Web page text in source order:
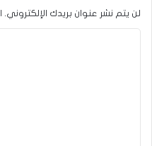
لن يتم نشر عنوان بريدك الإلكتروني.